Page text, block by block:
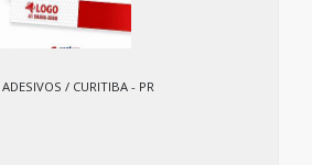
ADESIVOS / CURITIBA - PR